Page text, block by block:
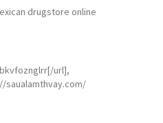
drugstore online
url],